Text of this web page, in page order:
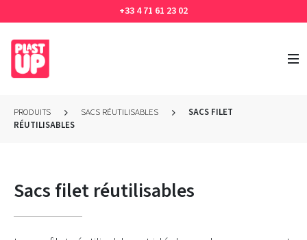
+33 4 71 61 23 02
PRODUITS SACS RÉUTILISABLES
SACS FILET
RÉUTILISABLES
Sacs filet réutilisables